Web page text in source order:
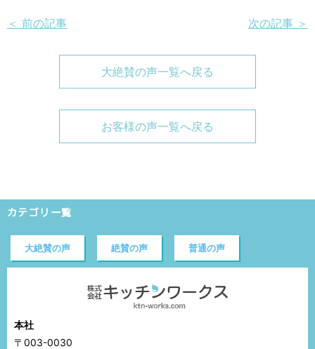
＜ 前の記事 次の記事 ＞
大絶賛の声一覧へ戻る
お客様の声一覧へ戻る
カテゴリ一覧
大絶賛の声 絶賛の声 普通の声
本社
〒003-0030